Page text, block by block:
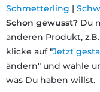
Häufige
Schmetterling |
Schon gewusst? Du
anderen Produkt,
klicke auf "Jetzt
ändern" und wähle
was Du haben willst.